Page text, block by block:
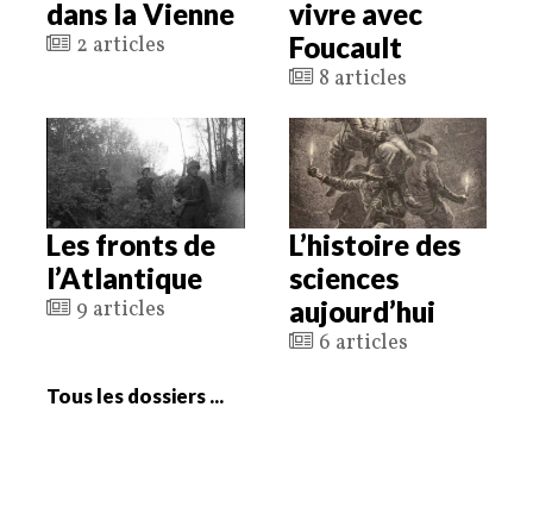
dans la Vienne
2 articles
vivre avec
Foucault
8 articles
Les fronts de
l’Atlantique
9 articles
L’histoire des
sciences
aujourd’hui
6 articles
Tous les dossiers ...